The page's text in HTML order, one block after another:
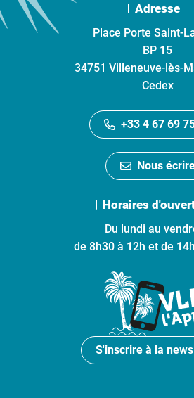
Adresse
Place Porte Saint-
BP 15
34751 Villeneuve-lès-
Cedex
+33 4 67 69
Nous
Horaires
Du lundi au
de 8h30 à 12h et de
S'inscrire à la